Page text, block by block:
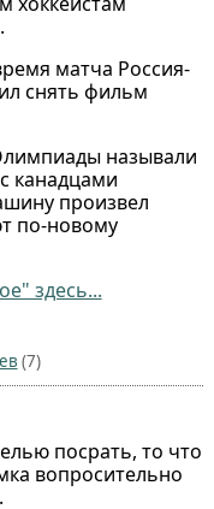
матча Россия-
снять фильм
называли
канадцами
произвел
по-новому
здесь...
(7)
посрать, то что
вопросительно